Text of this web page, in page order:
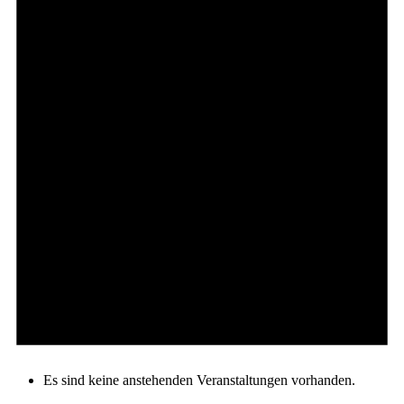
Es sind keine anstehenden Veranstaltungen vorhanden.